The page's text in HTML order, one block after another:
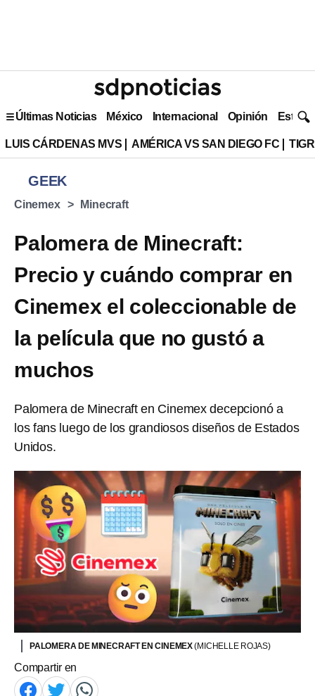
Últimas Noticias México Internacional Opinión Estilo
LUIS CÁRDENAS MVS AMÉRICA VS SAN DIEGO FC
GEEK
Cinemex Minecraft
Palomera de Minecraft:
Precio y cuándo comprar en
Cinemex el coleccionable de
la película que no gustó a
muchos
Palomera de Minecraft en Cinemex decepcionó a
los fans luego de los grandiosos diseños de Estados
Unidos.
PALOMERA DE MINECRAFT EN CINEMEX(MICHELLE ROJAS)
Compartir en